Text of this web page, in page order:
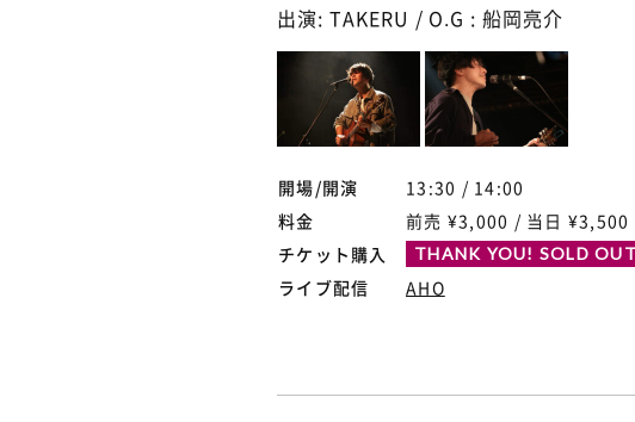
出演: TAKERU / O.G : 船岡亮介
開場/開演
13:30 / 14:00
料金
前売 ¥3,000 / 当日 ¥3,500
チケット購入
THANK YOU! SOLD
ライブ配信 AHO